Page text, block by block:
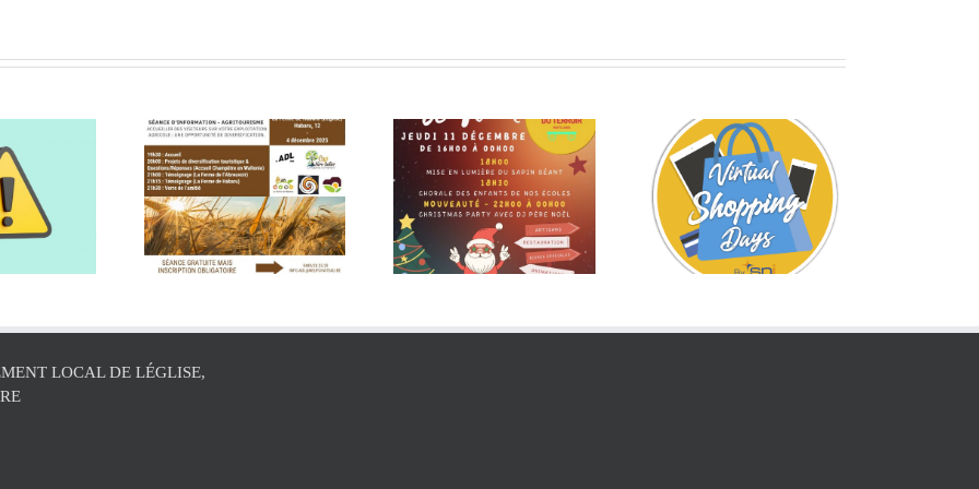
Séance
Marché de Noël de
Martelange
Concours virtuel
du 26 au 30
novembre 2025
La saison des
chèques cadeaux
est relancée !
LOCAL DE LÉGLISE,